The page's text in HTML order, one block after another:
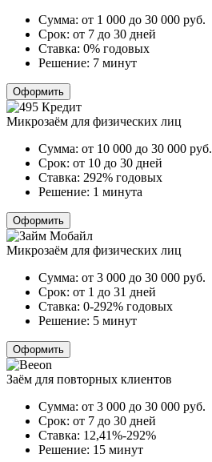
Сумма: от 1 000 до 30 000 руб.
Срок: от 7 до 30 дней
Ставка: 0% годовых
Решение: 7 минут
Оформить
Микрозаём для физических лиц
Сумма: от 10 000 до 30 000 руб.
Срок: от 10 до 30 дней
Ставка: 292% годовых
Решение: 1 минута
Оформить
Микрозаём для физических лиц
Сумма: от 3 000 до 30 000 руб.
Срок: от 1 до 31 дней
Ставка: 0-292% годовых
Решение: 5 минут
Оформить
Заём для повторных клиентов
Сумма: от 3 000 до 30 000 руб.
Срок: от 7 до 30 дней
Ставка: 12,41%-292%
Решение: 15 минут